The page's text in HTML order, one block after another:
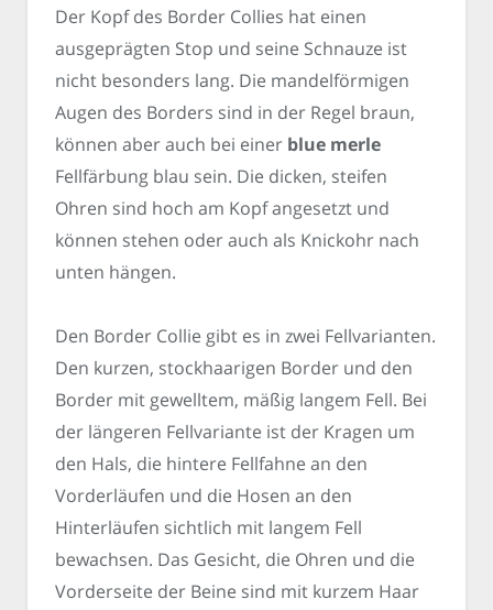
Der Kopf des Border Collies hat einen
ausgeprägten Stop und seine Schnauze ist
nicht besonders lang. Die mandelförmigen
Augen des Borders sind in der Regel braun,
können aber auch bei einer blue merle
Fellfärbung blau sein. Die dicken, steifen
Ohren sind hoch am Kopf angesetzt und
können stehen oder auch als Knickohr nach
unten hängen.
Den Border Collie gibt es in zwei Fellvarianten.
Den kurzen, stockhaarigen Border und den
Border mit gewelltem, mäßig langem Fell. Bei
der längeren Fellvariante ist der Kragen um
den Hals, die hintere Fellfahne an den
Vorderläufen und die Hosen an den
Hinterläufen sichtlich mit langem Fell
bewachsen. Das Gesicht, die Ohren und die
Vorderseite der Beine sind mit kurzem Haar